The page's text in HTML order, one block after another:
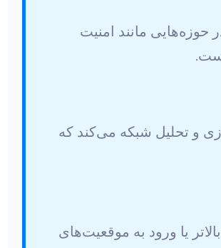
حوزه‌هایی مانند امنیت
و تحلیل شبکه می‌کند که
یا ورود به موقعیت‌های